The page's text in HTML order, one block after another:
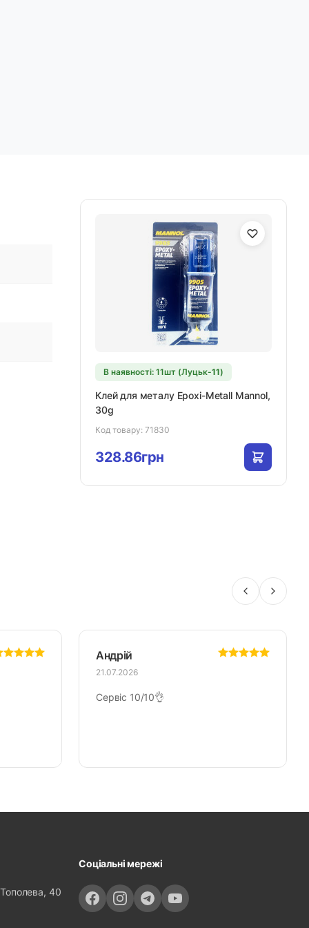
В наявності: 11шт (Луцьк-11)
Клей для металу Epoxi-Metall Mannol,
30g
Код товару: 71830
328.86грн
Андрій
21.07.2026
Сервіс 10/10👌
40
Соціальні мережі